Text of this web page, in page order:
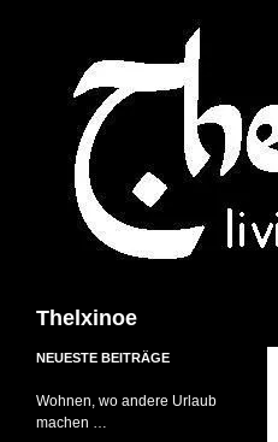
Thelxinoe
NEUESTE BEITRÄGE
Wohnen, wo andere Urlaub
machen …